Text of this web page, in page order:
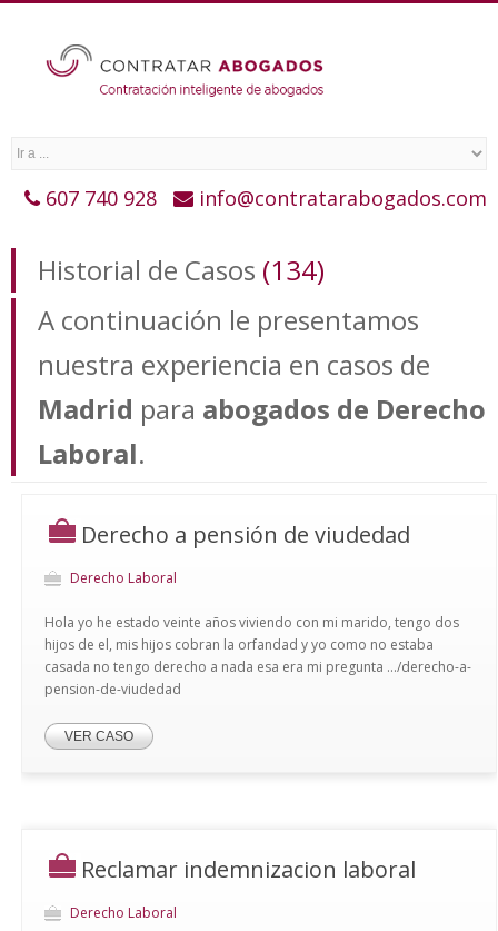
607 740 928 info@contratarabogados.com
Historial de Casos (134)
A continuación le presentamos
nuestra experiencia en casos de
Madrid para abogados de Derecho
Laboral.
Derecho a pensión de viudedad
Derecho Laboral
Hola yo he estado veinte años viviendo con mi marido, tengo dos
hijos de el, mis hijos cobran la orfandad y yo como no estaba
casada no tengo derecho a nada esa era mi pregunta .../derecho-a-
pension-de-viudedad
VER CASO
Reclamar indemnizacion laboral
Derecho Laboral